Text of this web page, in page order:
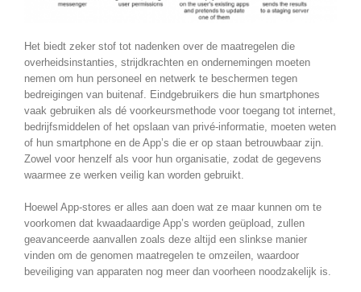
Het biedt zeker stof tot nadenken over de maatregelen die
overheidsinstanties, strijdkrachten en ondernemingen moeten
nemen om hun personeel en netwerk te beschermen tegen
bedreigingen van buitenaf. Eindgebruikers die hun smartphones
vaak gebruiken als dé voorkeursmethode voor toegang tot internet,
bedrijfsmiddelen of het opslaan van privé-informatie, moeten weten
of hun smartphone en de App’s die er op staan betrouwbaar zijn.
Zowel voor henzelf als voor hun organisatie, zodat de gegevens
waarmee ze werken veilig kan worden gebruikt.
Hoewel App-stores er alles aan doen wat ze maar kunnen om te
voorkomen dat kwaadaardige App’s worden geüpload, zullen
geavanceerde aanvallen zoals deze altijd een slinkse manier
vinden om de genomen maatregelen te omzeilen, waardoor
beveiliging van apparaten nog meer dan voorheen noodzakelijk is.